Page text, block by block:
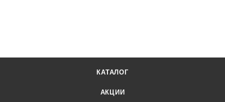
КАТАЛОГ
АКЦИИ